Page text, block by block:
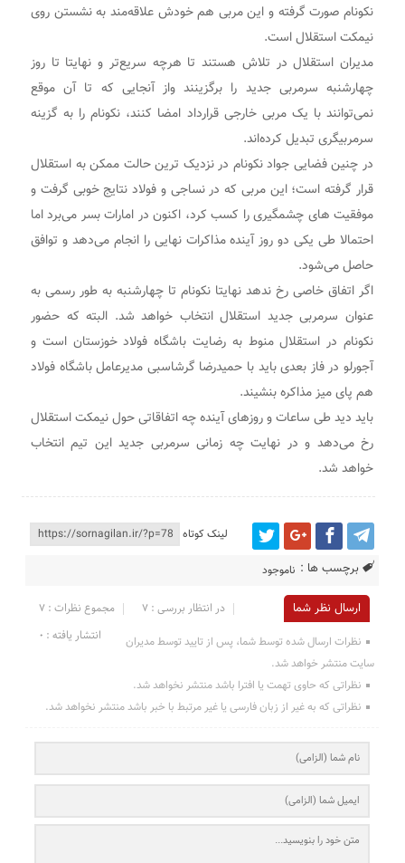
نکونام صورت گرفته و این مربی هم خودش علاقه‌مند به نشستن روی
نیمکت استقلال است.
مدیران استقلال در تلاش هستند تا هرچه سریع‌تر و نهایتا تا روز
چهارشنبه سرمربی جدید را برگزینند واز آنجایی که تا آن موقع
نمی‌توانند با یک مربی خارجی قرارداد امضا کنند، نکونام را به گزینه
سرمربیگری تبدیل کرده‌اند.
در چنین فضایی جواد نکونام در نزدیک ترین حالت ممکن به استقلال
قرار گرفته است؛ این مربی که در نساجی و فولاد نتایج خوبی گرفت و
موفقیت های چشمگیری را کسب کرد، اکنون در امارات بسر می‌برد اما
احتمالا طی یکی دو روز آینده مذاکرات نهایی را انجام می‌دهد و توافق
حاصل می‌شود.
اگر اتفاق خاصی رخ ندهد نهایتا نکونام تا چهارشنبه به طور رسمی به
عنوان سرمربی جدید استقلال انتخاب خواهد شد. البته که حضور
نکونام در استقلال منوط به رضایت باشگاه فولاد خوزستان است و
آجورلو در فاز بعدی باید با حمیدرضا گرشاسبی مدیرعامل باشگاه فولاد
هم پای میز مذاکره بنشیند.
باید دید طی ساعات و روزهای آینده چه اتفاقاتی حول نیمکت استقلال
رخ می‌دهد و در نهایت چه زمانی سرمربی جدید این تیم انتخاب
خواهد شد.
لینک کوتاه
برچسب ها : ناموجود
ارسال نظر شما مجموع نظرات : 7
در انتظار بررسی : 7
انتشار یافته : ۰
نظرات ارسال شده توسط شما، پس از تایید توسط مدیران
سایت منتشر خواهد شد.
نظراتی که حاوی تهمت یا افترا باشد منتشر نخواهد شد.
نظراتی که به غیر از زبان فارسی یا غیر مرتبط با خبر باشد منتشر نخواهد شد.